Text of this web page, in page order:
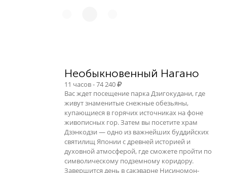
Необыкновенный Нагано
11 часов - 74 240
Вас ждет посещение парка Дзигокудани, где
живут знаменитые снежные обезьяны,
купающиеся в горячих источниках на фоне
живописных гор. Затем вы посетите храм
Дзэнкодзи — одно из важнейших буддийских
святилищ Японии с древней историей и
духовной атмосферой, где сможете пройти по
символическому подземному коридору.
Завершится день в сакэварне Нисиномон-